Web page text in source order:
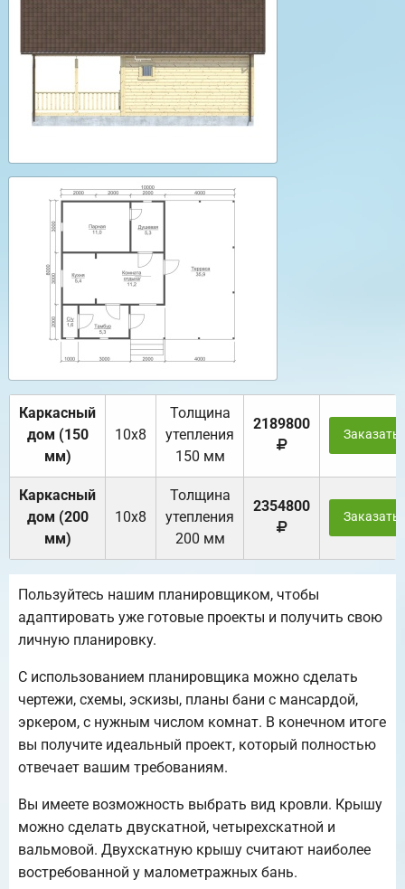
Каркасный
дом (150
мм)
10х8
Толщина
утепления
150 мм
2189800
Заказать
Каркасный
дом (200
мм)
10х8
Толщина
утепления
200 мм
2354800
Заказать
Пользуйтесь нашим планировщиком, чтобы
адаптировать уже готовые проекты и получить свою
личную планировку.
С использованием планировщика можно сделать
чертежи, схемы, эскизы, планы бани с мансардой,
эркером, с нужным числом комнат. В конечном итоге
вы получите идеальный проект, который полностью
отвечает вашим требованиям.
Вы имеете возможность выбрать вид кровли. Крышу
можно сделать двускатной, четырехскатной и
вальмовой. Двухскатную крышу считают наиболее
востребованной у малометражных бань.